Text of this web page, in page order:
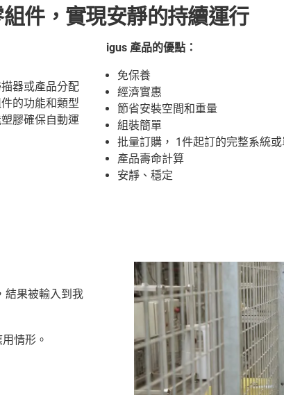
件，實現安靜的持續運行
器或產品分配
的功能和類型
膠確保自動運
igus 產品的優點：
免保養
經濟實惠
節省安裝空間和重量
組裝簡單
批量訂購， 1件起訂的完整系統
產品壽命計算
安靜、穩定
結果被輸入到我
情形。